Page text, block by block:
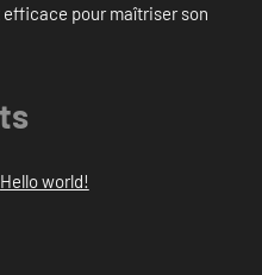
pour maîtriser son
Hello world!